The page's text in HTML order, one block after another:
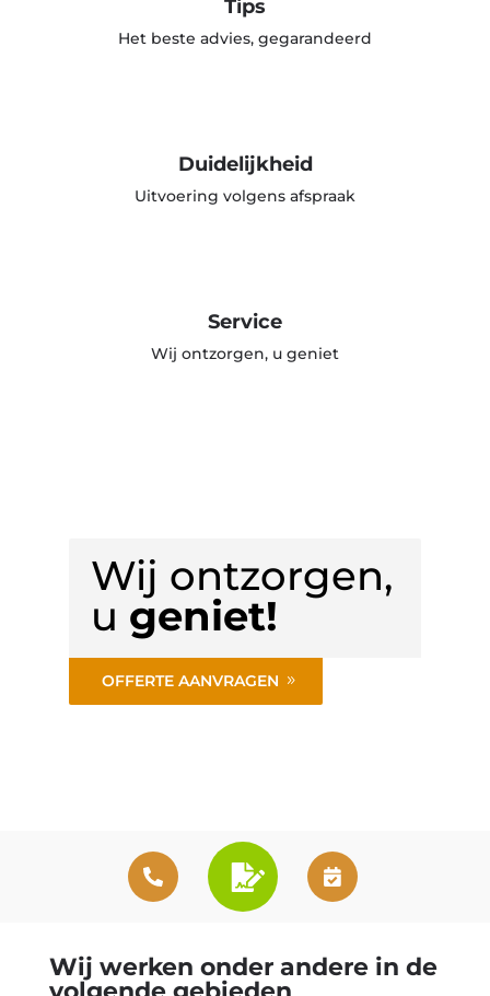
Tips
Het beste advies, gegarandeerd
Duidelijkheid
Uitvoering volgens afspraak
Service
Wij ontzorgen, u geniet
Wij ontzorgen,
u geniet!
OFFERTE AANVRAGEN
Wij werken onder andere in de